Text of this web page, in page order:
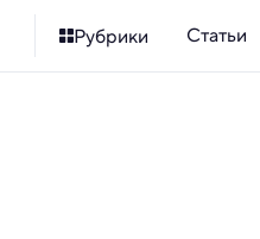
Рубрики Статьи